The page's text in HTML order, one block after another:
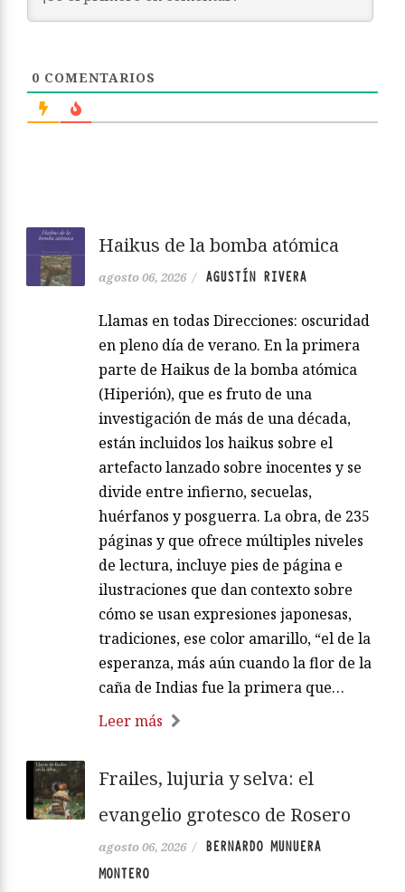
0 COMENTARIOS
Haikus de la bomba atómica
agosto 06, 2026 / AGUSTÍN RIVERA
Llamas en todas Direcciones: oscuridad
en pleno día de verano. En la primera
parte de Haikus de la bomba atómica
(Hiperión), que es fruto de una
investigación de más de una década,
están incluidos los haikus sobre el
artefacto lanzado sobre inocentes y se
divide entre infierno, secuelas,
huérfanos y posguerra. La obra, de 235
páginas y que ofrece múltiples niveles
de lectura, incluye pies de página e
ilustraciones que dan contexto sobre
cómo se usan expresiones japonesas,
tradiciones, ese color amarillo, “el de la
esperanza, más aún cuando la flor de la
caña de Indias fue la primera que…
Leer más
Frailes, lujuria y selva: el
evangelio grotesco de Rosero
agosto 06, 2026 /
BERNARDO MUNUERA
MONTERO